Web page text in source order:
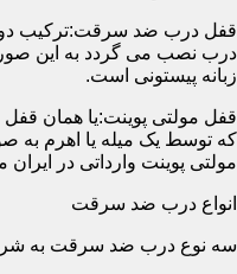
قفل درب ضد سرقت:ترکیب
زبانه پیستونی است.
که توسط یک میله یا اهرم به
مولتی پوینت وارداتی در ایران معمولاً دارای ۱۴
انواع درب ضد سرقت
سه نوع درب ضد سرقت به شرح